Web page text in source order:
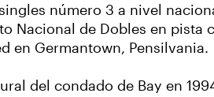
número 3 a nivel
Nacional de Dobles en pista
en Germantown, Pensilvania.
del condado de Bay en